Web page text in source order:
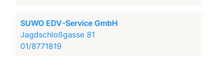
SUWO EDV-Service GmbH
Jagdschloßgasse 81
01/8771819